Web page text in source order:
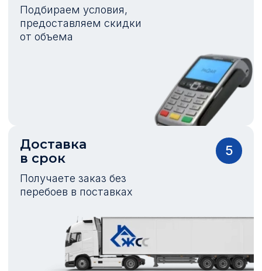
Подбираем условия,
предоставляем скидки
от объема
Доставка
в срок
Получаете заказ без
перебоев в поставках
5